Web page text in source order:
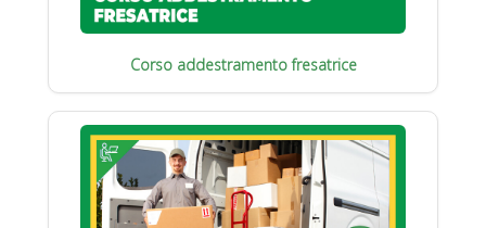
Corso addestramento fresatrice